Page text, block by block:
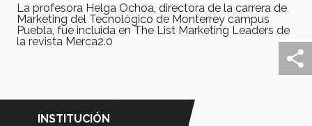
La profesora Helga Ochoa, directora de la carrera de
Marketing del Tecnológico de Monterrey campus
Puebla, fue incluida en The List Marketing Leaders de
la revista Merca2.0
INSTITUCIÓN